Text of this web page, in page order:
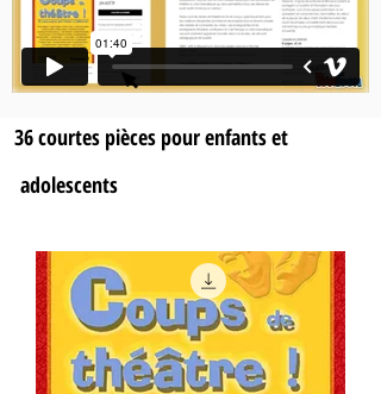
36 courtes pièces pour enfants et
adolescents